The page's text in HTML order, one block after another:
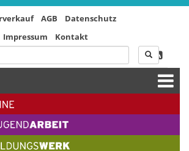
AGB
Datenschutz
Impressum Kontakt